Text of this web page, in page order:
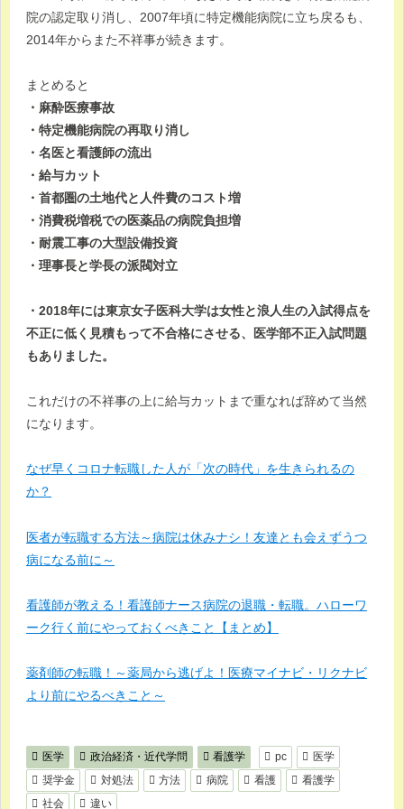
院の認定取り消し、2007年頃に特定機能病院に立ち戻るも、
2014年からまた不祥事が続きます。
まとめると
・麻酔医療事故
・特定機能病院の再取り消し
・名医と看護師の流出
・給与カット
・首都圏の土地代と人件費のコスト増
・消費税増税での医薬品の病院負担増
・耐震工事の大型設備投資
・理事長と学長の派閥対立
・2018年には東京女子医科大学は女性と浪人生の入試得点を
不正に低く見積もって不合格にさせる、医学部不正入試問題
もありました。
これだけの不祥事の上に給与カットまで重なれば辞めて当然
になります。
なぜ早くコロナ転職した人が「次の時代」を生きられるの
か？
医者が転職する方法～病院は休みナシ！友達とも会えずうつ
病になる前に～
看護師が教える！看護師ナース病院の退職・転職。ハローワ
ーク行く前にやっておくべきこと【まとめ】
薬剤師の転職！～薬局から逃げよ！医療マイナビ・リクナビ
より前にやるべきこと～
医学 政治経済・近代学問 看護学 pc
医学
奨学金
対処法 方法 病院 看護
看護学
社会
違い